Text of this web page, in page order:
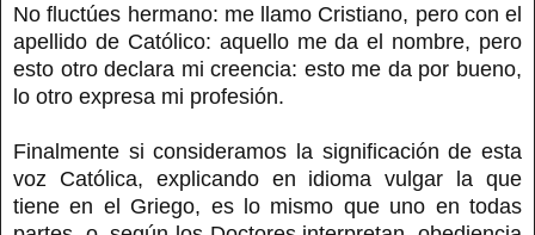
No fluctúes hermano: me llamo Cristiano, pero con el
apellido de Católico: aquello me da el nombre, pero
esto otro declara mi creencia: esto me da por bueno,
lo otro expresa mi profesión.
Finalmente si consideramos la significación de esta
voz Católica, explicando en idioma vulgar la que
tiene en el Griego, es lo mismo que uno en todas